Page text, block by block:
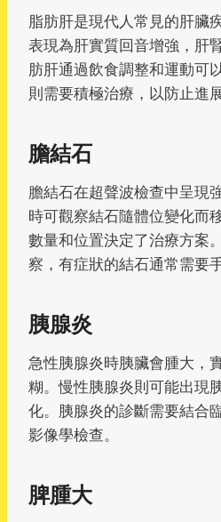
脂肪肝是現代人常見的肝臟
表現為肝實質回音增強，肝
肪肝通過飲食調整和運動可
則需要積極治療，以防止進
膽結石
膽結石在超聲波檢查中呈現
時可觀察結石隨體位變化而
數量和位置決定了治療方案
察，有症狀的結石通常需要
胰腺炎
急性胰腺炎時胰臟會腫大，
糊。慢性胰腺炎則可能出現
化。胰腺炎的診斷需要結合
影像學檢查。
脾腫大